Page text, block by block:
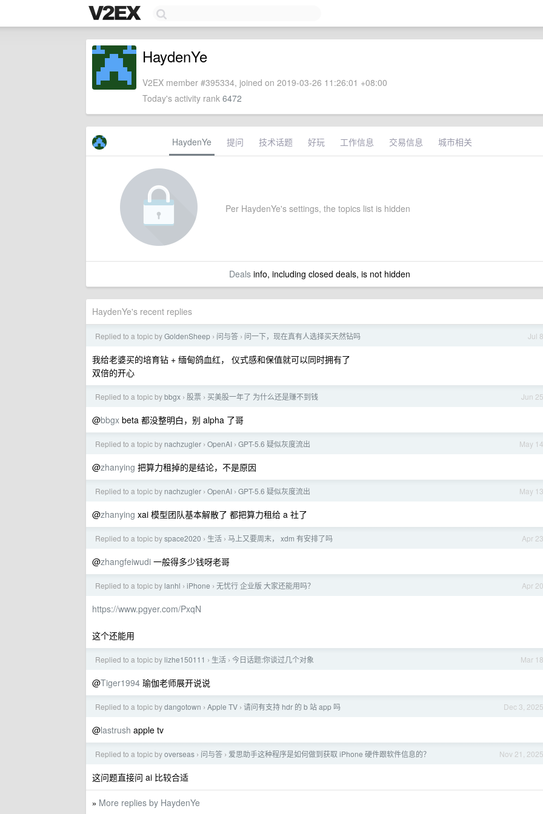
HaydenYe
V2EX member #395334, joined on 2019-03-26 11:26:01 +08:00
Today's activity rank 6472
HaydenYe 提问 技术话题 好玩 工作信息 交易信息 城市相关
Per HaydenYe's settings, the topics list is hidden
Dealsinfo, including closed deals, is not hidden
HaydenYe's recent replies
Jul 8
Replied to a topic byGoldenSheep › 问与答 › 问一下，现在真有人选择买天然钻吗
我给老婆买的培育钻 + 缅甸鸽血红， 仪式感和保值就可以同时拥有了
双倍的开心
Jun 25
Replied to a topic bybbgx › 股票 › 买美股一年了 为什么还是赚不到钱
@bbgx beta 都没整明白，别 alpha 了哥
May 14
Replied to a topic by nachzugler › OpenAI › GPT-5.6 疑似灰度流出
@zhanying 把算力租掉的是结论，不是原因
May 13
Replied to a topic by nachzugler › OpenAI › GPT-5.6 疑似灰度流出
@zhanying xai 模型团队基本解散了 都把算力租给 a 社了
Apr 23
Replied to a topic byspace2020 › 生活 › 马上又要周末， xdm 有安排了吗
@zhangfeiwudi 一般得多少钱呀老哥
Apr 20
Replied to a topic by lanhl › iPhone › 无忧行 企业版 大家还能用吗？
https://www.pgyer.com/PxqN
这个还能用
Mar 18
Replied to a topic by lizhe150111 › 生活 › 今日话题:你谈过几个对象
@Tiger1994 瑜伽老师展开说说
Dec 3, 2025
Replied to a topic bydangotown › Apple TV › 请问有支持 hdr 的 b 站 app 吗
@lastrush apple tv
Nov 21, 2025
Replied to a topic byoverseas › 问与答 › 爱思助手这种程序是如何做到获取 iPhone 硬件跟软件信息的？
这问题直接问 ai 比较合适
» More replies by HaydenYe